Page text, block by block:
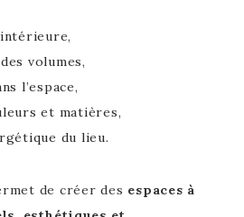
volumes,
l’espace,
et matières,
du lieu.
de créer des espaces à